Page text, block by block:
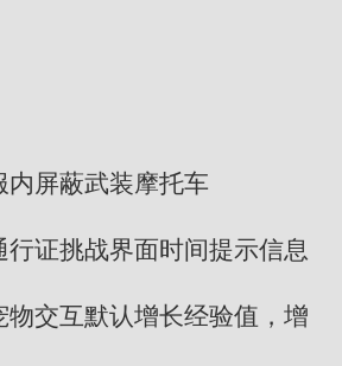
内屏蔽武装摩托车
行证挑战界面时间提示信息
物交互默认增长经验值，增